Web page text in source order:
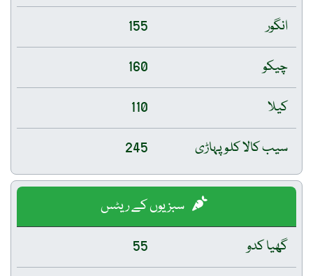
انگور
155
چیکو
160
کیلا
110
سیب کالا کلو پہاڑی
245
سبزیوں کے ریٹس
گھیا کدو
55